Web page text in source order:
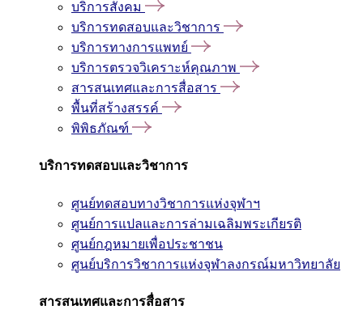
บริการสังคม
บริการทดสอบและวิชาการ
บริการทางการแพทย์
บริการตรวจวิเคราะห์คุณภาพ
สารสนเทศและการสื่อสาร
พื้นที่สร้างสรรค์
พิพิธภัณฑ์
บริการทดสอบและวิชาการ
ศูนย์ทดสอบทางวิชาการแห่งจุฬาฯ
ศูนย์การแปลและการล่ามเฉลิมพระเกียรติ
ศูนย์กฎหมายเพื่อประชาชน
ศูนย์บริการวิชาการแห่งจุฬาลงกรณ์มหาวิทยาลัย
สารสนเทศและการสื่อสาร